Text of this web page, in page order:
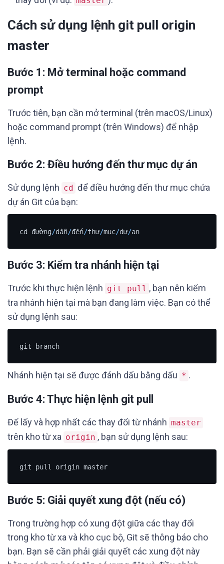
Cách sử dụng lệnh git pull origin
master
Bước 1: Mở terminal hoặc command
prompt
Trước tiên, bạn cần mở terminal (trên macOS/Linux)
hoặc command prompt (trên Windows) để nhập
lệnh.
Bước 2: Điều hướng đến thư mục dự án
Sử dụng lệnh cd để điều hướng đến thư mục chứa
dự án Git của bạn:
cd đường/dẫn/đến/thư/mục/dự/an
Bước 3: Kiểm tra nhánh hiện tại
Trước khi thực hiện lệnh git pull , bạn nên kiểm
tra nhánh hiện tại mà bạn đang làm việc. Bạn có thể
sử dụng lệnh sau:
git branch
Nhánh hiện tại sẽ được đánh dấu bằng dấu * .
Bước 4: Thực hiện lệnh git pull
Để lấy và hợp nhất các thay đổi từ nhánh master
trên kho từ xa origin , bạn sử dụng lệnh sau:
git pull origin master
Bước 5: Giải quyết xung đột (nếu có)
Trong trường hợp có xung đột giữa các thay đổi
trong kho từ xa và kho cục bộ, Git sẽ thông báo cho
bạn. Bạn sẽ cần phải giải quyết các xung đột này